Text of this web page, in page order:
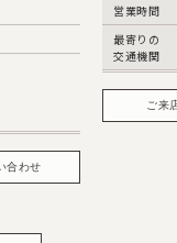
合わせ
営業時間
最寄りの
交通機関
ご来